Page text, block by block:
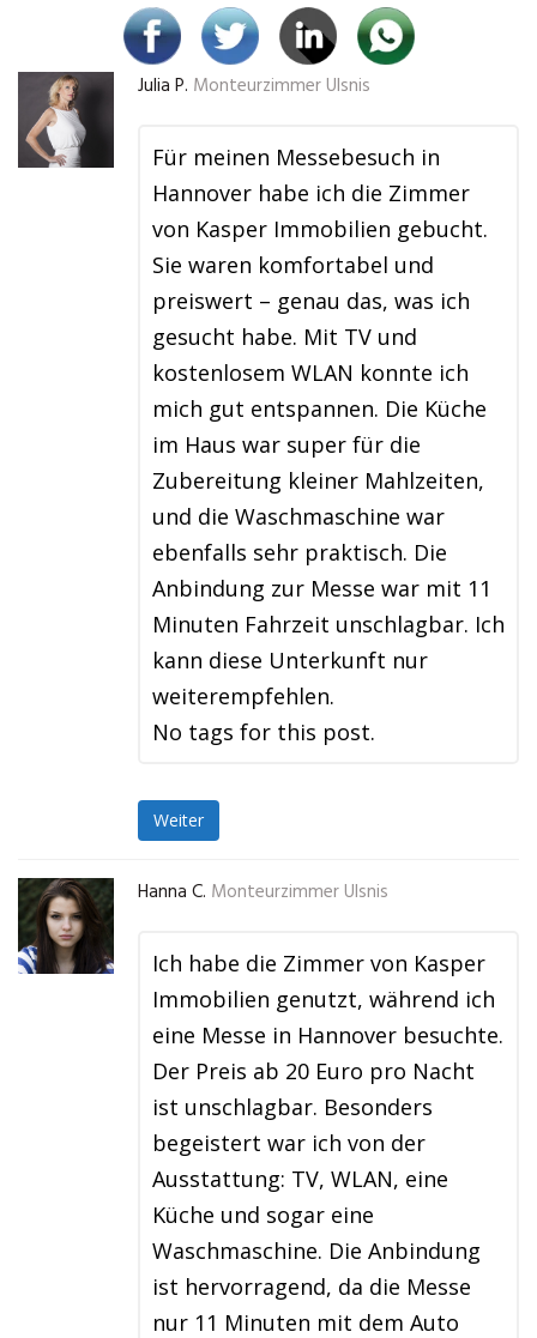
Julia P. Monteurzimmer Ulsnis
Für meinen Messebesuch in
Hannover habe ich die Zimmer
von Kasper Immobilien gebucht.
Sie waren komfortabel und
preiswert – genau das, was ich
gesucht habe. Mit TV und
kostenlosem WLAN konnte ich
mich gut entspannen. Die Küche
im Haus war super für die
Zubereitung kleiner Mahlzeiten,
und die Waschmaschine war
ebenfalls sehr praktisch. Die
Anbindung zur Messe war mit 11
Minuten Fahrzeit unschlagbar. Ich
kann diese Unterkunft nur
weiterempfehlen.
No tags for this post.
Weiter
Hanna C. Monteurzimmer Ulsnis
Ich habe die Zimmer von Kasper
Immobilien genutzt, während ich
eine Messe in Hannover besuchte.
Der Preis ab 20 Euro pro Nacht
ist unschlagbar. Besonders
begeistert war ich von der
Ausstattung: TV, WLAN, eine
Küche und sogar eine
Waschmaschine. Die Anbindung
ist hervorragend, da die Messe
nur 11 Minuten mit dem Auto